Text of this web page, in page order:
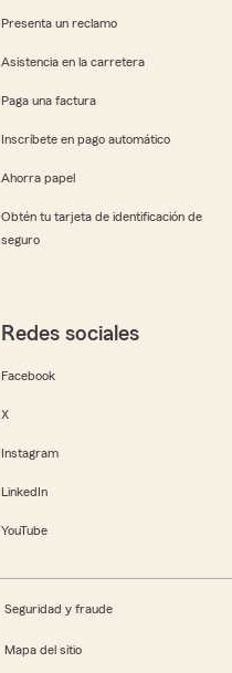
Presenta un reclamo
Asistencia en la carretera
Paga una factura
Inscríbete en pago automático
Ahorra papel
Obtén tu tarjeta de identificación de
seguro
Redes sociales
Facebook
X
Instagram
LinkedIn
YouTube
Seguridad y fraude
Mapa del sitio